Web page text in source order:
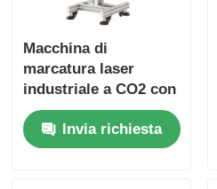
Macchina di
marcatura laser
industriale a CO2 con
datazione per
bottiglia in PET
Invia richiesta